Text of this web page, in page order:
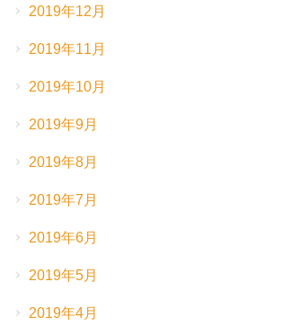
2019年12月
2019年11月
2019年10月
2019年9月
2019年8月
2019年7月
2019年6月
2019年5月
2019年4月